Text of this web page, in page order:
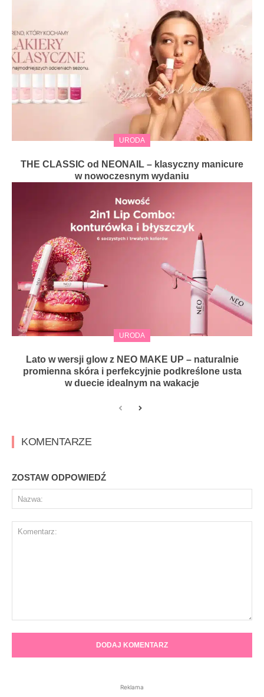
URODA
THE CLASSIC od NEONAIL – klasyczny manicure
w nowoczesnym wydaniu
URODA
Lato w wersji glow z NEO MAKE UP – naturalnie
promienna skóra i perfekcyjnie podkreślone usta
w duecie idealnym na wakacje
KOMENTARZE
ZOSTAW ODPOWIEDŹ
Reklama